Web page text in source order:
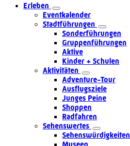
Erleben
Eventkalender
Stadtführungen
Sonderführungen
Gruppenführungen
Aktive
Kinder + Schulen
Aktivitäten
Adventure-Tour
Ausflugsziele
Junges Peine
Shoppen
Radfahren
Sehenswertes
Sehenswürdigkeiten
Museen